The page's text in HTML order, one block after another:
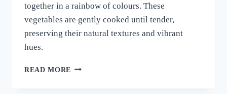
together in a rainbow of colours. These
vegetables are gently cooked until tender,
preserving their natural textures and vibrant
hues.
READ MORE ഈ